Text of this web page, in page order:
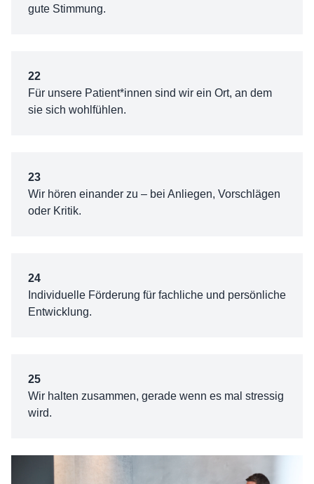
gute Stimmung.
22
Für unsere Patient*innen sind wir ein Ort, an dem
sie sich wohlfühlen.
23
Wir hören einander zu – bei Anliegen, Vorschlägen
oder Kritik.
24
Individuelle Förderung für fachliche und persönliche
Entwicklung.
25
Wir halten zusammen, gerade wenn es mal stressig
wird.